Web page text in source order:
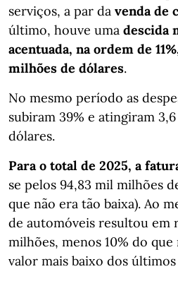
serviços, a par da venda de
último, houve uma descida
acentuada, na ordem de
milhões de dólares.
No mesmo período as
subiram 39% e atingiram
dólares.
Para o total de 2025, a
se pelos 94,83 mil milhões
que não era tão baixa). Ao
de automóveis resultou em
milhões, menos 10% do
valor mais baixo dos